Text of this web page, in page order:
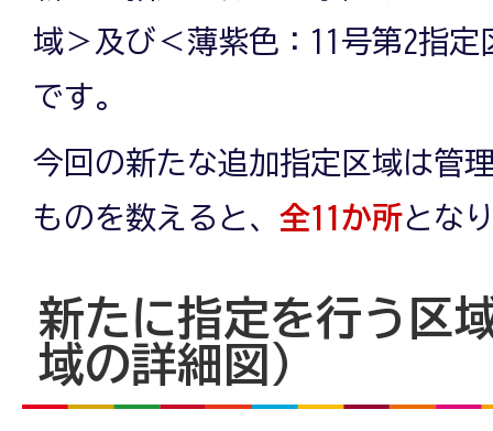
域＞及び＜薄紫色：11号第2指
です。
今回の新たな追加指定区域は管
ものを数えると、 全11か所とな
新たに指定を行う区
域の詳細図）